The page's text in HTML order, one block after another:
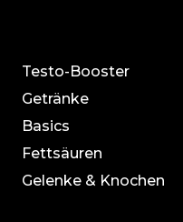
Testo-Booster
Getränke
Basics
Fettsäuren
Gelenke & Knochen